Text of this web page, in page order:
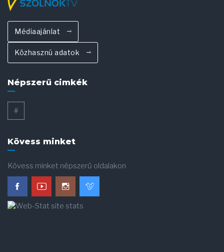
Médiaajánlat
Közhasznú adatok
Népszerű cimkék
#
Kövess minket
Kövess minket népszerű oldalakon